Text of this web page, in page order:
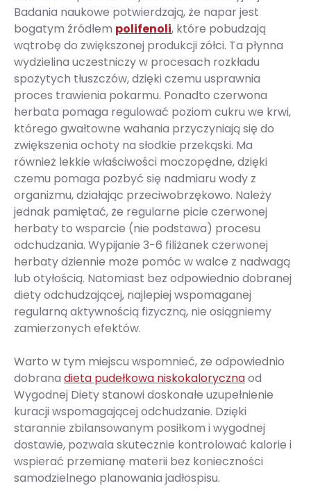
Badania naukowe potwierdzają, że napar jest
bogatym źródłem polifenoli, które pobudzają
wątrobę do zwiększonej produkcji żółci. Ta płynna
wydzielina uczestniczy w procesach rozkładu
spożytych tłuszczów, dzięki czemu usprawnia
proces trawienia pokarmu. Ponadto czerwona
herbata pomaga regulować poziom cukru we krwi,
którego gwałtowne wahania przyczyniają się do
zwiększenia ochoty na słodkie przekąski. Ma
również lekkie właściwości moczopędne, dzięki
czemu pomaga pozbyć się nadmiaru wody z
organizmu, działając przeciwobrzękowo. Należy
jednak pamiętać, że regularne picie czerwonej
herbaty to wsparcie (nie podstawa) procesu
odchudzania. Wypijanie 3-6 filiżanek czerwonej
herbaty dziennie może pomóc w walce z nadwagą
lub otyłością. Natomiast bez odpowiednio dobranej
diety odchudzającej, najlepiej wspomaganej
regularną aktywnością fizyczną, nie osiągniemy
zamierzonych efektów.
Warto w tym miejscu wspomnieć, że odpowiednio
dobrana dieta pudełkowa niskokalorycznaod
Wygodnej Diety stanowi doskonałe uzupełnienie
kuracji wspomagającej odchudzanie. Dzięki
starannie zbilansowanym posiłkom i wygodnej
dostawie, pozwala skutecznie kontrolować kalorie i
wspierać przemianę materii bez konieczności
samodzielnego planowania jadłospisu.